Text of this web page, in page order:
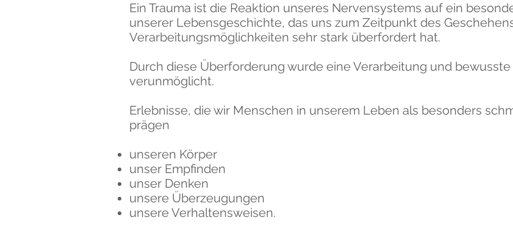
Ein Trauma ist die Reaktion unseres Nervensystems auf ein
unserer Lebensgeschichte, das uns zum Zeitpunkt des
Verarbeitungsmöglichkeiten sehr stark überfordert hat.
Durch diese Überforderung wurde eine Verarbeitung und
verunmöglicht.
Erlebnisse, die wir Menschen in unserem Leben als besonders
prägen
unseren Körper
unser Empfinden
unser Denken
unsere Überzeugungen
unsere Verhaltensweisen.